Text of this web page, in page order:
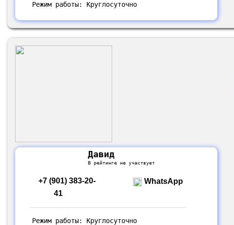
Режим работы: Круглосуточно
Давид
В рейтинге не участвует
+7 (901) 383-20-
41
WhatsApp
Режим работы: Круглосуточно